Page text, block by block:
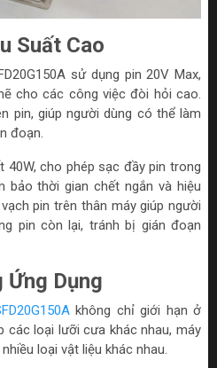
Suất Cao
sử dụng pin 20V Max,
cho các công việc đòi hỏi cao.
pin, giúp người dùng có thể làm
đoạn.
cho phép sạc đầy pin trong
bảo thời gian chết ngắn và hiệu
pin trên thân máy giúp người
pin còn lại, tránh bị gián đoạn
Ứng Dụng
không chỉ giới hạn ở
các loại lưỡi cưa khác nhau, máy
loại vật liệu khác nhau.